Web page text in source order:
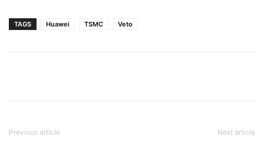
TAGS Huawei TSMC Veto
Previous article Next article